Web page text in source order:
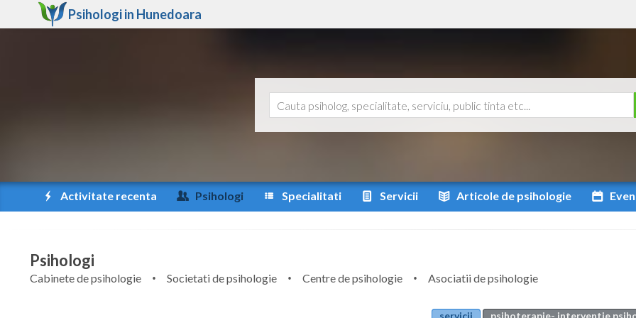
Psihologi in Hunedoara
Activitate recenta Psihologi Specialitati Servicii Articole de psihologie
Psihologi
Cabinete de psihologie Societati de psihologie Centre de psihologie
Asociatii de psihologie
servicii
psihoterapie- interventie